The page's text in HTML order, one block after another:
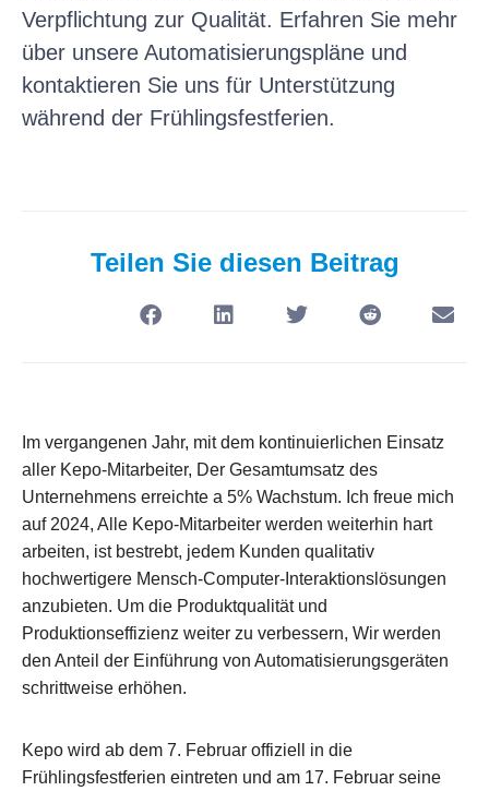
Verpflichtung zur Qualität. Erfahren Sie mehr
über unsere Automatisierungspläne und
kontaktieren Sie uns für Unterstützung
während der Frühlingsfestferien.
Teilen Sie diesen Beitrag
Im vergangenen Jahr, mit dem kontinuierlichen Einsatz
aller Kepo-Mitarbeiter, Der Gesamtumsatz des
Unternehmens erreichte a 5% Wachstum. Ich freue mich
auf 2024, Alle Kepo-Mitarbeiter werden weiterhin hart
arbeiten, ist bestrebt, jedem Kunden qualitativ
hochwertigere Mensch-Computer-Interaktionslösungen
anzubieten. Um die Produktqualität und
Produktionseffizienz weiter zu verbessern, Wir werden
den Anteil der Einführung von Automatisierungsgeräten
schrittweise erhöhen.
Kepo wird ab dem 7. Februar offiziell in die
Frühlingsfestferien eintreten und am 17. Februar seine